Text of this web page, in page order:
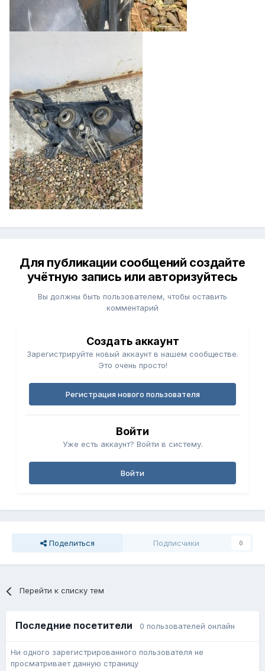
Для публикации сообщений создайте
учётную запись или авторизуйтесь
Вы должны быть пользователем, чтобы оставить
комментарий
Создать аккаунт
Зарегистрируйте новый аккаунт в нашем сообществе.
Это очень просто!
Регистрация нового пользователя
Войти
Уже есть аккаунт? Войти в систему.
Войти
Поделиться Подписчики 0
Перейти к списку тем
Последние посетители 0 пользователей онлайн
Ни одного зарегистрированного пользователя не
просматривает данную страницу